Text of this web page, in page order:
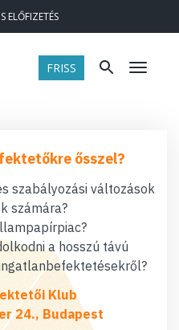
ELŐFIZETÉS
FRISS Menü
ősszel?
szabályozási változások
számára?
a hosszú távú
Klub
24., Budapest